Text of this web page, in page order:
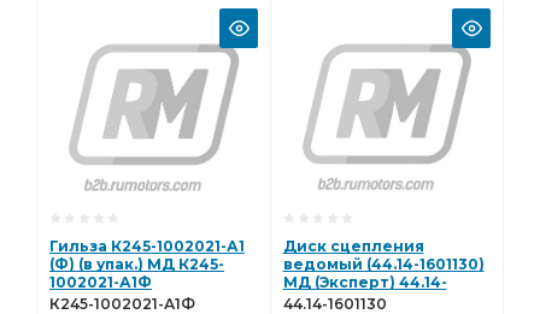
Гильза К245-1002021-А1
(Ф) (в упак.) МД К245-
1002021-А1Ф
К245-1002021-А1Ф
Диск сцепления
ведомый (44.14-1601130)
МД (Эксперт) 44.14-
1601130
44.14-1601130